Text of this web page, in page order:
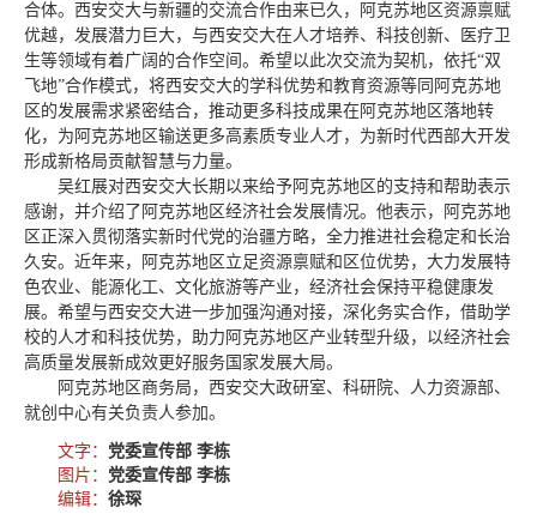
合体。西安交大与新疆的交流合作由来已久，阿克苏地区资源禀赋
优越，发展潜力巨大，与西安交大在人才培养、科技创新、医疗卫
生等领域有着广阔的合作空间。希望以此次交流为契机，依托“双
飞地”合作模式，将西安交大的学科优势和教育资源等同阿克苏地
区的发展需求紧密结合，推动更多科技成果在阿克苏地区落地转
化，为阿克苏地区输送更多高素质专业人才，为新时代西部大开发
形成新格局贡献智慧与力量。
吴红展对西安交大长期以来给予阿克苏地区的支持和帮助表示
感谢，并介绍了阿克苏地区经济社会发展情况。他表示，阿克苏地
区正深入贯彻落实新时代党的治疆方略，全力推进社会稳定和长治
久安。近年来，阿克苏地区立足资源禀赋和区位优势，大力发展特
色农业、能源化工、文化旅游等产业，经济社会保持平稳健康发
展。希望与西安交大进一步加强沟通对接，深化务实合作，借助学
校的人才和科技优势，助力阿克苏地区产业转型升级，以经济社会
高质量发展新成效更好服务国家发展大局。
阿克苏地区商务局，西安交大政研室、科研院、人力资源部、
就创中心有关负责人参加。
文字： 党委宣传部 李栋
图片： 党委宣传部 李栋
编辑： 徐琛